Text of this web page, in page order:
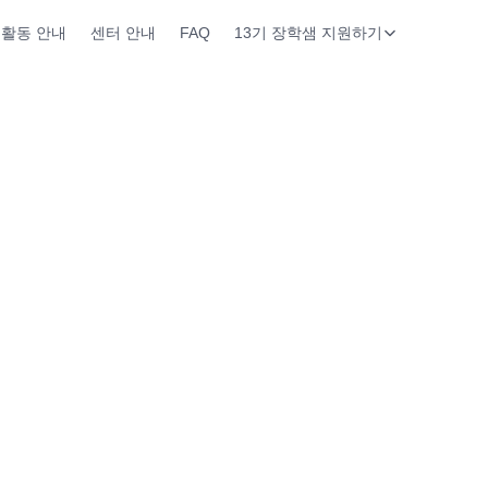
활동 안내 센터 안내 FAQ 13기 장학샘 지원하기